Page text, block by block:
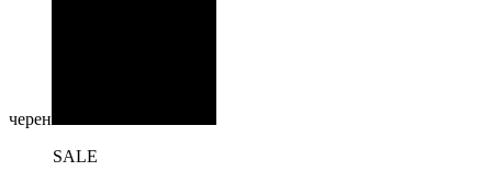
черен
SALE